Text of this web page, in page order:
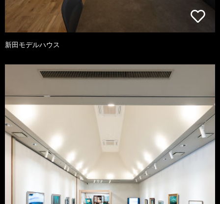
新田モデルハウス